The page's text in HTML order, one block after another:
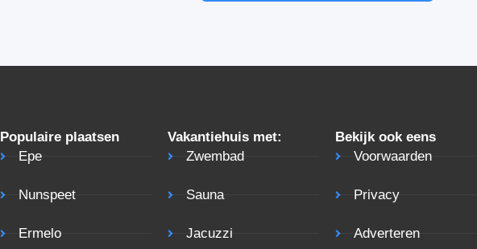
Populaire plaatsen
Epe
Nunspeet
Ermelo
Vakantiehuis met:
Zwembad
Sauna
Jacuzzi
Bekijk ook eens
Voorwaarden
Privacy
Adverteren